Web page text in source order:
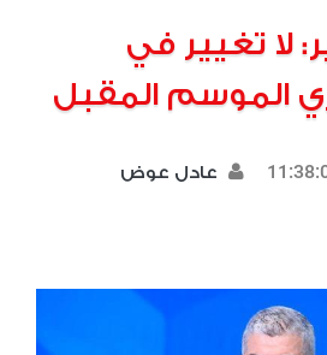
لا تغيير في
الموسم المقبل
عادل عوض